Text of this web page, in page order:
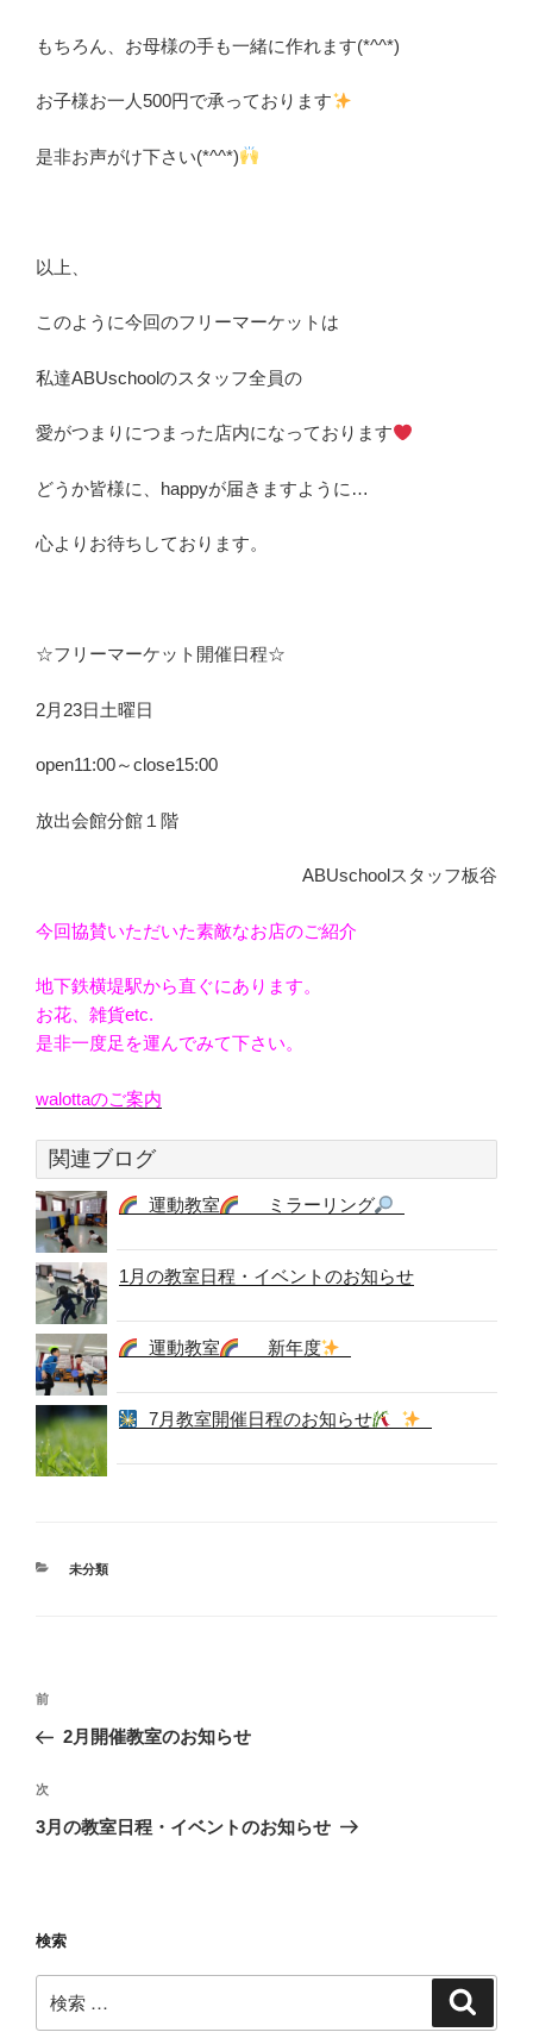
もちろん、お母様の手も一緒に作れます(*^^*)
お子様お一人500円で承っております
是非お声がけ下さい(*^^*)
以上、
このように今回のフリーマーケットは
私達ABUschoolのスタッフ全員の
愛がつまりにつまった店内になっております
どうか皆様に、happyが届きますように…
心よりお待ちしております。
☆フリーマーケット開催日程☆
2月23日土曜日
open11:00～close15:00
放出会館分館１階
ABUschoolスタッフ板谷
今回協賛いただいた素敵なお店のご紹介
地下鉄横堤駅から直ぐにあります。
お花、雑貨etc.
是非一度足を運んでみて下さい。
walottaのご案内
関連ブログ
運動教室 ミラーリング
1月の教室日程・イベントのお知らせ
運動教室 新年度
7月教室開催日程のお知らせ
カ
未分類
投
ナ
ビ
ゲ
ン
過
去
投
稿
前
2月開催教室のお知らせ
次
の
次
3月の教室日程・イベントのお知らせ
検索
索: